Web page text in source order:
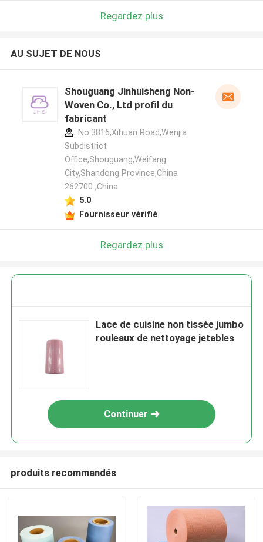
Regardez plus
AU SUJET DE NOUS
Shouguang Jinhuisheng Non-
Woven Co., Ltd profil du
fabricant
No.3816,Xihuan Road,Wenjia
Subdistrict
Office,Shouguang,Weifang
City,Shandong Province,China
262700 ,China
5.0
Fournisseur vérifié
Regardez plus
Lace de cuisine non tissée jumbo
rouleaux de nettoyage jetables
Continuer
produits recommandés